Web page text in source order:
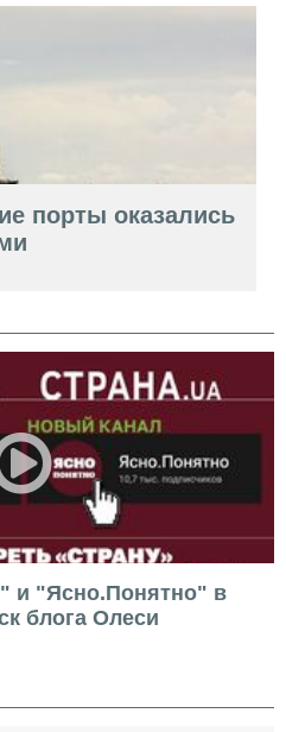
и "Ясно.Понятно" в
блога Олеси
порты оказались